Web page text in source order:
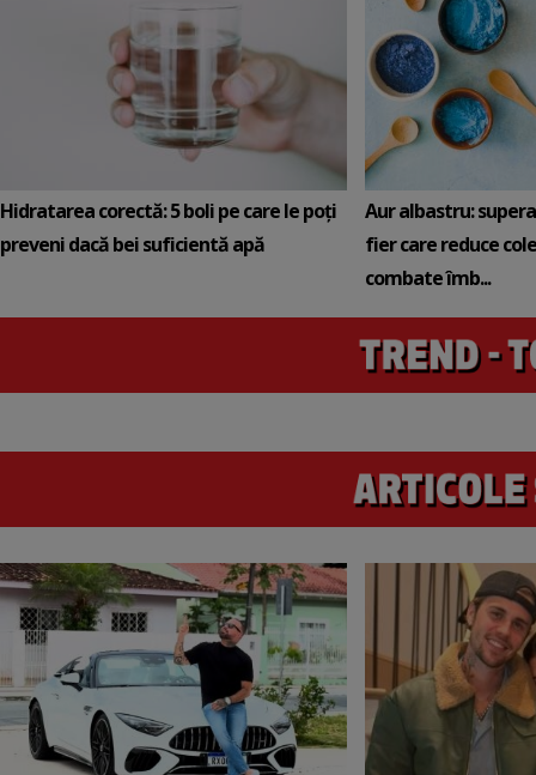
Hidratarea corectă: 5 boli pe care le poți
preveni dacă bei suficientă apă
Aur albastru:
fier care reduce
combate îmb...